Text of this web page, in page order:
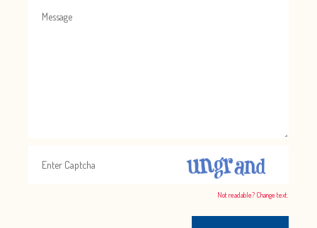
Not readable? Change text.